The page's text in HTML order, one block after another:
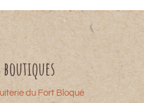
boutiques
du Fort Bloqué